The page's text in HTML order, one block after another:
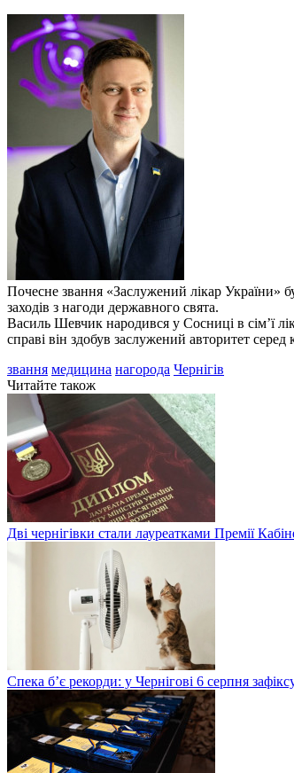
Почесне звання «Заслужений лікар України»
заходів з нагоди державного свята.
Василь Шевчик народився у Сосниці в сім’ї
справі він здобув заслужений авторитет серед
звання медицина нагорода Чернігів
Читайте також
Дві чернігівки стали лауреатками Премії
Спека б’є рекорди: у Чернігові 6 серпня